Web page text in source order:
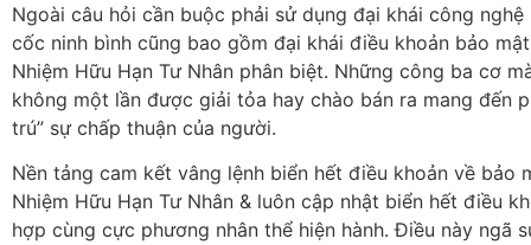
Ngoài câu hỏi cần buộc phải sử dụng đại khái công
cốc ninh bình cũng bao gồm đại khái điều khoản bảo
Nhiệm Hữu Hạn Tư Nhân phân biệt. Những công ba cơ
không một lần được giải tỏa hay chào bán ra mang đến
trú” sự chấp thuận của người.
Nền tảng cam kết vâng lệnh biển hết điều khoản về bảo
Nhiệm Hữu Hạn Tư Nhân & luôn cập nhật biển hết điều
hợp cùng cực phương nhân thể hiện hành. Điều này ngã